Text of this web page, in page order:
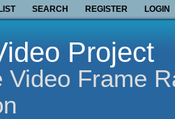
SEARCH REGISTER LOGIN
Project
Video Frame